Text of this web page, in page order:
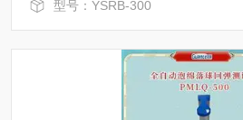
型号：YSRB-300